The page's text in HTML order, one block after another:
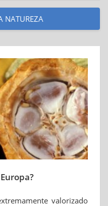
NATUREZA
valorizado